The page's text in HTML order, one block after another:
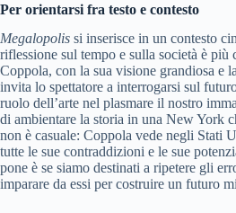
Per orientarsi fra testo e contesto
Megalopolis si inserisce in un contesto
riflessione sul tempo e sulla società è
Coppola, con la sua visione grandiosa e
invita lo spettatore a interrogarsi sul
ruolo dell’arte nel plasmare il nostro
di ambientare la storia in una New York
non è casuale: Coppola vede negli Stati
tutte le sue contraddizioni e le sue
pone è se siamo destinati a ripetere gli
imparare da essi per costruire un futuro